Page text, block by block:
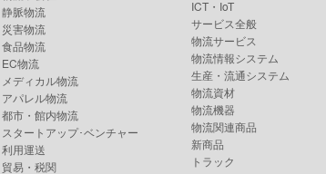
静脈物流
災害物流
食品物流
EC物流
メディカル物流
アパレル物流
都市・館内物流
スタートアップ･ベンチャー
利用運送
貿易・税関
ICT・IoT
サービス全般
物流サービス
物流情報システム
生産・流通システム
物流資材
物流機器
物流関連商品
新商品
トラック